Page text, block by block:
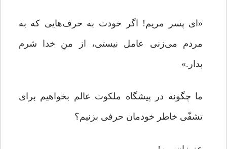
«ای پسر مریم! اگر خودت به حرف‌هایی که به
مردم می‌زنی عامل نیستی، از منِ خدا شرم
بدار.»
ما چگونه در پیشگاه ملکوت عالم بخواهیم برای
تشفّی خاطر خودمان حرفی بزنیم؟